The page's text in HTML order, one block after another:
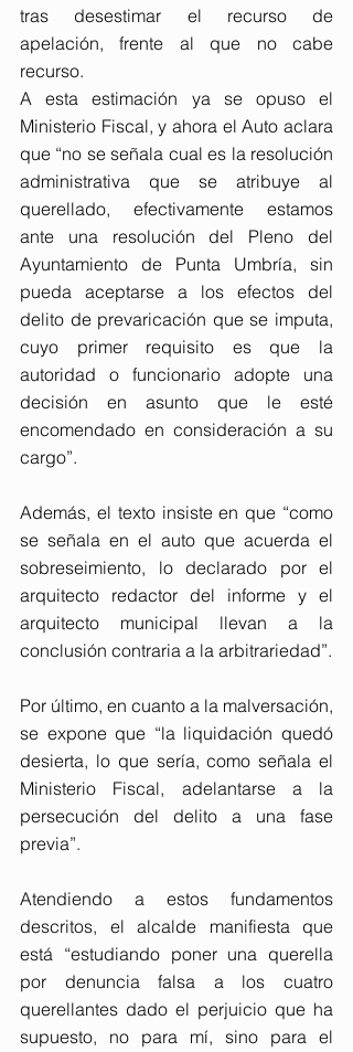
tras desestimar el recurso de
apelación, frente al que no cabe
recurso.
A esta estimación ya se opuso el
Ministerio Fiscal, y ahora el Auto aclara
que “no se señala cual es la resolución
administrativa que se atribuye al
querellado, efectivamente estamos
ante una resolución del Pleno del
Ayuntamiento de Punta Umbría, sin
pueda aceptarse a los efectos del
delito de prevaricación que se imputa,
cuyo primer requisito es que la
autoridad o funcionario adopte una
decisión en asunto que le esté
encomendado en consideración a su
cargo”.
Además, el texto insiste en que “como
se señala en el auto que acuerda el
sobreseimiento, lo declarado por el
arquitecto redactor del informe y el
arquitecto municipal llevan a la
conclusión contraria a la arbitrariedad”.
Por último, en cuanto a la malversación,
se expone que “la liquidación quedó
desierta, lo que sería, como señala el
Ministerio Fiscal, adelantarse a la
persecución del delito a una fase
previa”.
Atendiendo a estos fundamentos
descritos, el alcalde manifiesta que
está “estudiando poner una querella
por denuncia falsa a los cuatro
querellantes dado el perjuicio que ha
supuesto, no para mí, sino para el